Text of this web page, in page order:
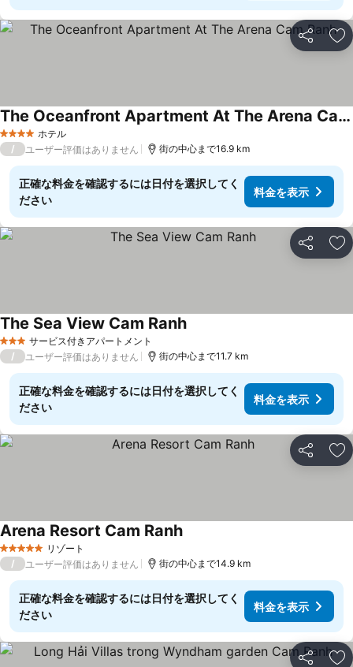
シェア お
4 ホテルのランク
ホテル
The Oceanfront Apartment At The Arena Cam Ranh
料金を表示
/ ユーザー評価はありません 街の中心まで16.9 km
正確な料金を確認するには日付を選択してく
ださい
料金を表示
シェア お
3 ホテルのランク
サービス付きアパートメント
The Sea View Cam Ranh料金を表示
/ ユーザー評価はありません 街の中心まで11.7 km
正確な料金を確認するには日付を選択してく
ださい
料金を表示
シェア お
5 ホテルのランク
リゾート
Arena Resort Cam Ranh料金を表示
/ ユーザー評価はありません 街の中心まで14.9 km
正確な料金を確認するには日付を選択してく
ださい
料金を表示